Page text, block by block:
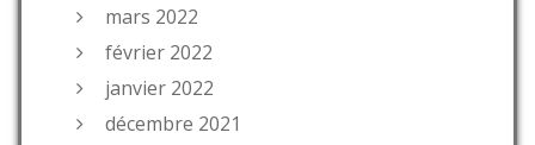
mars 2022
février 2022
janvier 2022
décembre 2021